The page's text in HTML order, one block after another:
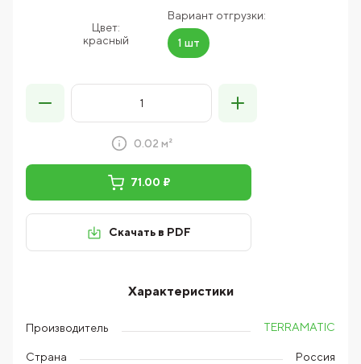
Цвет:
красный
Вариант отгрузки:
1 шт
0.02 м²
71.00 ₽
Скачать в PDF
Характеристики
Производитель TERRAMATIC
Страна Россия